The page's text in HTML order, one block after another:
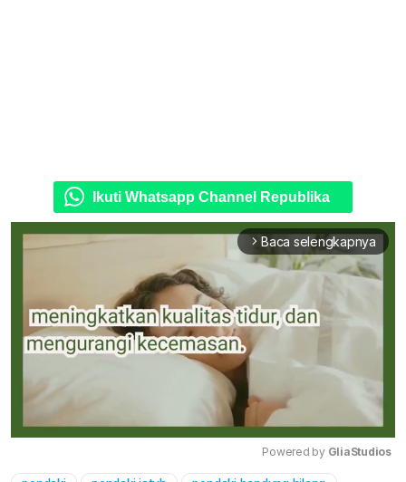
Ikuti Whatsapp Channel Republika
arrow_forward_ios Baca selengkapnya
Powered by GliaStudios